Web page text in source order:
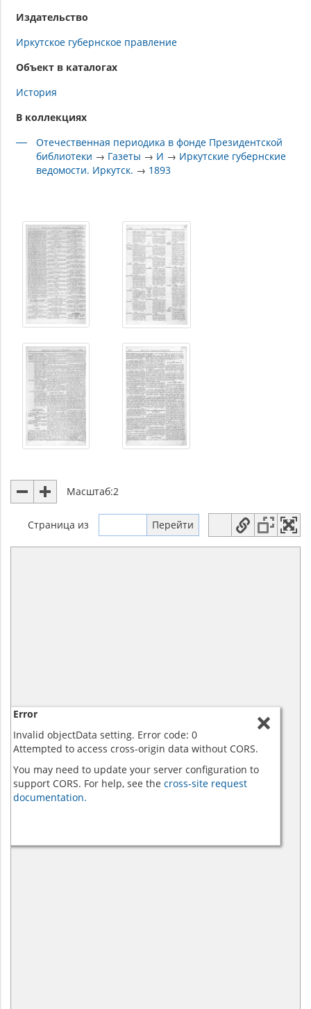
Издательство
Иркутское губернское правление
Объект в каталогах
История
В коллекциях
Отечественная периодика в фонде Президентской
библиотеки → Газеты → И → Иркутские губернские
ведомости. Иркутск. → 1893
Масштаб:2
Страница из
Error
Invalid objectData setting. Error code: 0
Attempted to access cross-origin data without CORS.
You may need to update your server configuration to
support CORS. For help, see the cross-site request
documentation.